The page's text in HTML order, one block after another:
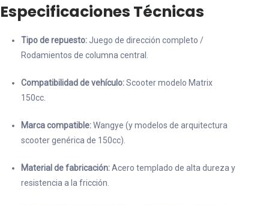
Especificaciones Técnicas
Tipo de repuesto: Juego de dirección completo /
Rodamientos de columna central.
Compatibilidad de vehículo:Scooter modelo Matrix
150cc.
Marca compatible:Wangye (y modelos de arquitectura
scooter genérica de 150cc).
Material de fabricación:Acero templado de alta dureza y
resistencia a la fricción.